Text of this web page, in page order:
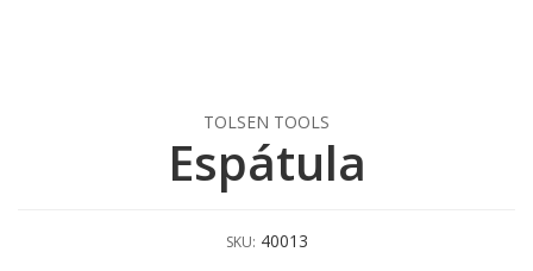
TOLSEN TOOLS
Espátula
SKU: 40013